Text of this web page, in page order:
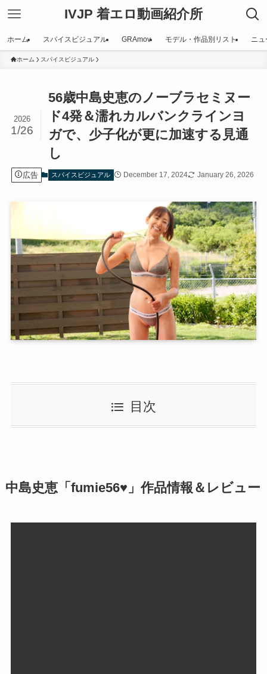
IVJP 着エロ動画紹介所
ホーム スパイスビジュアル GRAmov モデル・作品別リスト ニュ
ホーム スパイスビジュアル
56歳中島史恵のノーブラセミヌー
ド4発＆濡れカルバンクラインヨ
ガで、少子化が更に加速する見通
し
2026
1/26
広告 スパイスビジュアル December 17, 2024 January 26, 2026
目次
中島史恵「 fumie56♥ 」作品情報＆レビュー